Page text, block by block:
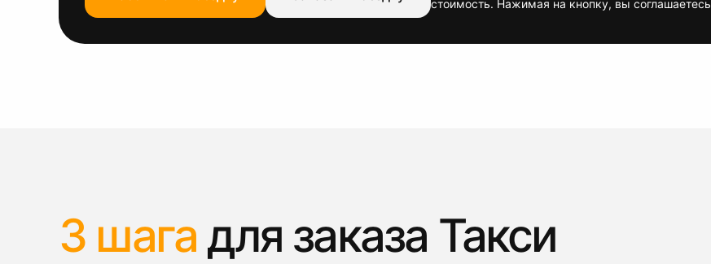
стоимость. Нажимая на кнопку, вы
3 шага для заказа Такси